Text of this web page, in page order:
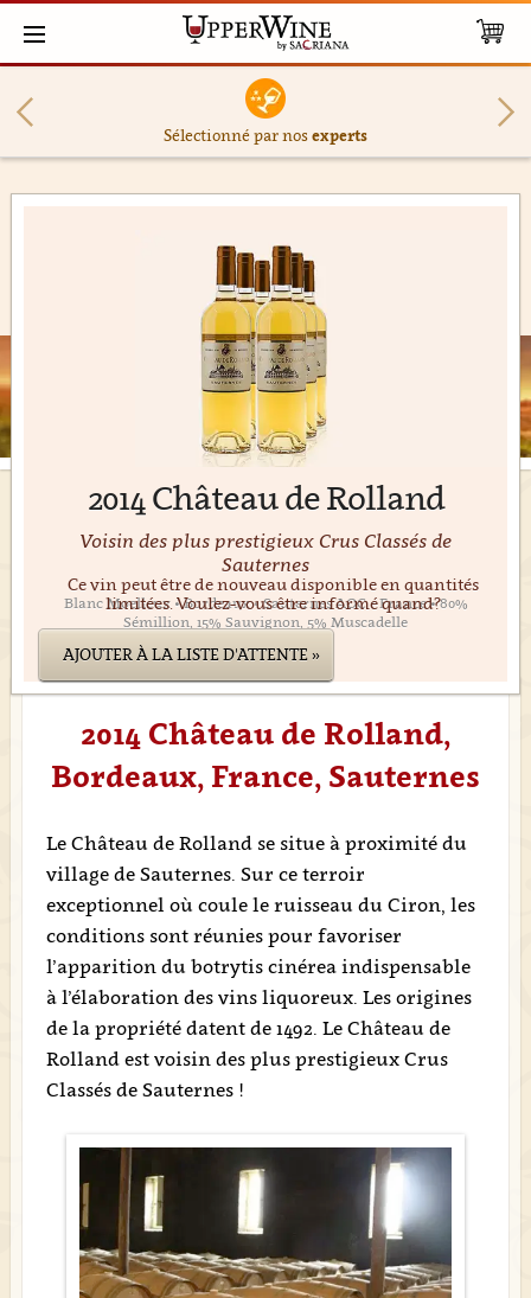
Sélectionné par nosexperts
2014 Château de Rolland
Voisin des plus prestigieux Crus Classés de
Sauternes
Blanc Moelleux • Bordeaux • Sauternes AOC • France • 80%
Sémillion, 15% Sauvignon, 5% Muscadelle
Ce vin peut être de nouveau disponible en quantités
limitées. Voulez-vous être informé quand?
AJOUTER À LA LISTE D'ATTENTE »
2014 Château de Rolland,
Bordeaux, France, Sauternes
Le Château de Rolland se situe à proximité du
village de Sauternes. Sur ce terroir
exceptionnel où coule le ruisseau du Ciron, les
conditions sont réunies pour favoriser
l’apparition du botrytis cinérea indispensable
à l’élaboration des vins liquoreux. Les origines
de la propriété datent de 1492. Le Château de
Rolland est voisin des plus prestigieux Crus
Classés de Sauternes !